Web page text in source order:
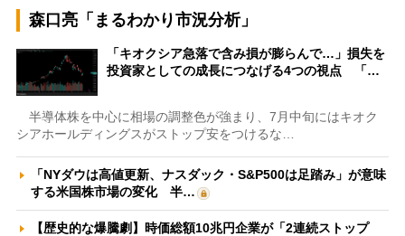
森口亮「まるわかり市況分析」
「キオクシア急落で含み損が膨らんで…」損失を
投資家としての成長につなげる4つの視点 「…
半導体株を中心に相場の調整色が強まり、7月中旬にはキオク
シアホールディングスがストップ安をつけるな…
「NYダウは高値更新、ナスダック・S&P500は足踏み」が意味
する米国株市場の変化 半…
【歴史的な爆騰劇】時価総額10兆円企業が「2連続ストップ